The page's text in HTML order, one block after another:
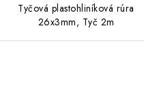
Tyčová plastohliníková rúra
26x3mm, Tyč 2m